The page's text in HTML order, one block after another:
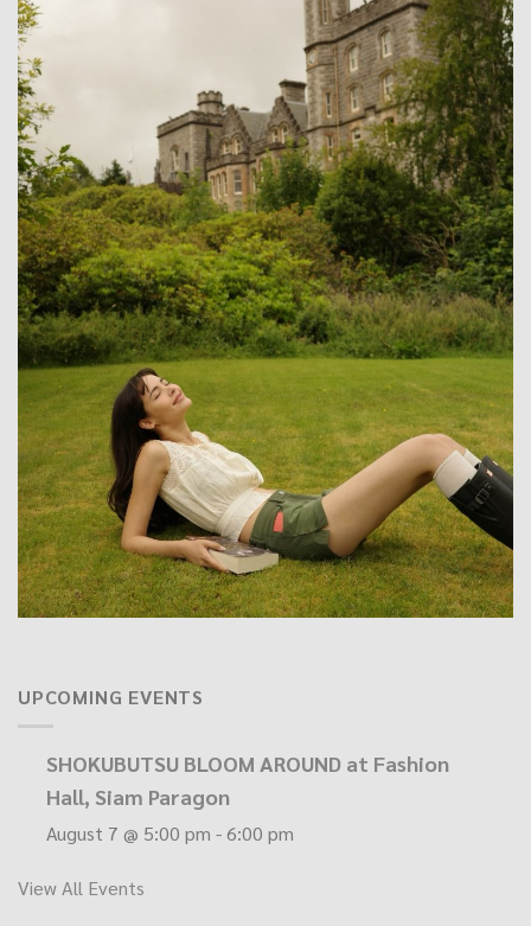
UPCOMING EVENTS
SHOKUBUTSU BLOOM AROUND at Fashion
Hall, Siam Paragon
August 7 @ 5:00 pm -6:00 pm
View All Events